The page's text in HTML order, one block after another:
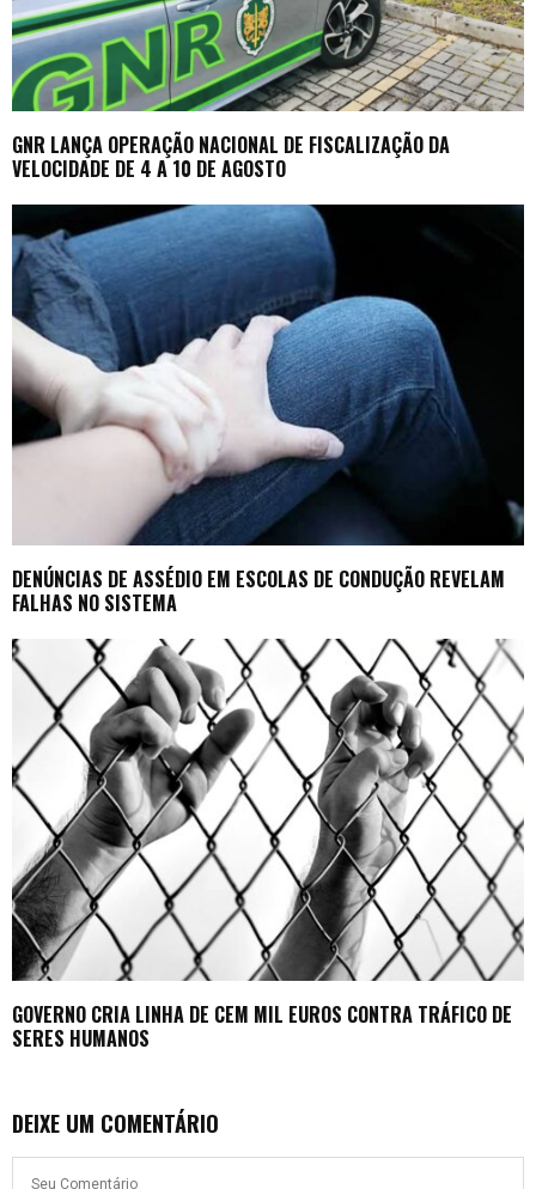
GNR LANÇA OPERAÇÃO NACIONAL DE FISCALIZAÇÃO DA
VELOCIDADE DE 4 A 10 DE AGOSTO
DENÚNCIAS DE ASSÉDIO EM ESCOLAS DE CONDUÇÃO REVELAM
FALHAS NO SISTEMA
GOVERNO CRIA LINHA DE CEM MIL EUROS CONTRA TRÁFICO DE
SERES HUMANOS
DEIXE UM COMENTÁRIO